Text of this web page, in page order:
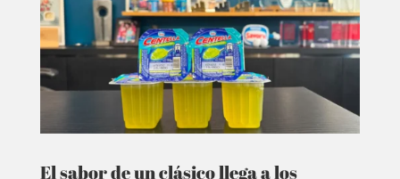
El sabor de un clásico llega a los